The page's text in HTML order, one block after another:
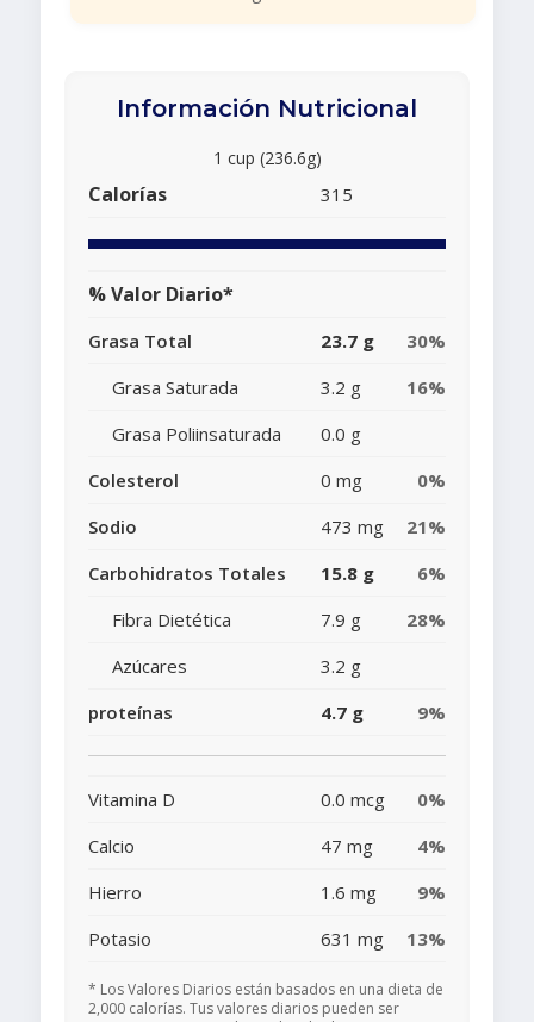
Información Nutricional
1 cup (236.6g)
Calorías 315
% Valor Diario*
Grasa Total 23.7 g
30%
Grasa Saturada
3.2 g
16%
Grasa Poliinsaturada
0.0 g
Colesterol
0 mg
0%
Sodio
473 mg
21%
Carbohidratos Totales
15.8 g
6%
Fibra Dietética
7.9 g
28%
Azúcares
3.2 g
proteínas
4.7 g 9%
Vitamina D 0.0 mcg
0%
Calcio
47 mg
4%
Hierro
1.6 mg
9%
Potasio
631 mg 13%
* Los Valores Diarios están basados en una dieta de
2,000 calorías. Tus valores diarios pueden ser